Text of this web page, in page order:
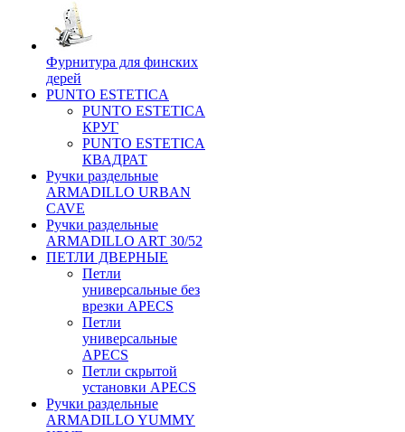
Фурнитура для финских
дерей
PUNTO ESTETICA
PUNTO ESTETICA
КРУГ
PUNTO ESTETICA
КВАДРАТ
Ручки раздельные
ARMADILLO URBAN
CAVE
Ручки раздельные
ARMADILLO ART 30/52
ПЕТЛИ ДВЕРНЫЕ
Петли
универсальные без
врезки APECS
Петли
универсальные
APECS
Петли скрытой
установки APECS
Ручки раздельные
ARMADILLO YUMMY